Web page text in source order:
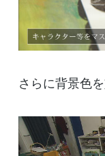
さらに背景色